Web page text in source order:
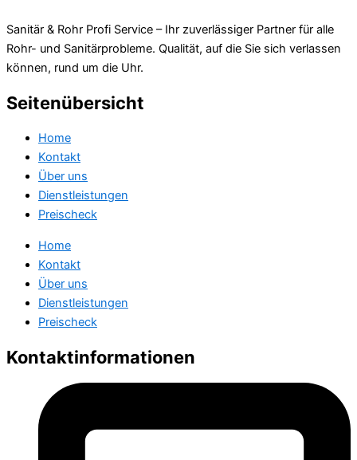
Sanitär & Rohr Profi Service – Ihr zuverlässiger Partner für alle
Rohr- und Sanitärprobleme. Qualität, auf die Sie sich verlassen
können, rund um die Uhr.
Seitenübersicht
Home
Kontakt
Über uns
Dienstleistungen
Preischeck
Home
Kontakt
Über uns
Dienstleistungen
Preischeck
Kontaktinformationen